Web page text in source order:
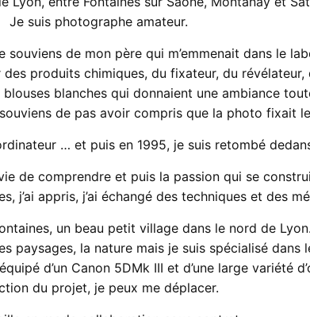
Je suis photographe amateur.
souviens de mon père qui m’emmenait dans le
produits chimiques, du fixateur, du révélateur,
blanches qui donnaient une ambiance
de pas avoir compris que la photo fixait
… et puis en 1995, je suis retombé
de comprendre et puis la passion qui se
j’ai appris, j’ai échangé des techniques et des
un beau petit village dans le nord de
paysages, la nature mais je suis spécialisé dans
d’un Canon 5DMk III et d’une large variété
du projet, je peux me déplacer.